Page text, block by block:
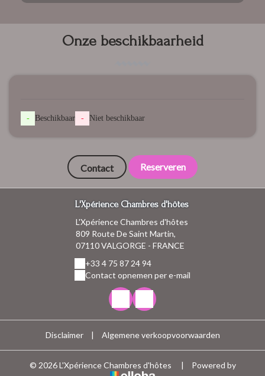
Onze beschikbaarheid
- Beschikbaar - Niet beschikbaar
Contact Reserveren
L'Xpérience Chambres d'hôtes
L'Xpérience Chambres d'hôtes
809 Route De Saint Martin,
07110 VALGORGE - FRANCE
+33 4 75 87 24 94
Contact opnemen per e-mail
Disclaimer Algemene verkoopvoorwaarden
© 2026 L'Xpérience Chambres d'hôtes Powered by